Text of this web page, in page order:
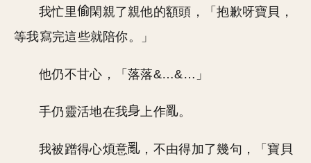
我忙里
閑親了親他的額頭，「抱歉呀寶貝，
等我寫完這些就陪你。」
他仍不甘心，「落落&…&…」
手仍靈活地在我 上作 。
我被蹭得心煩意 ，不由得加了幾句，「寶貝